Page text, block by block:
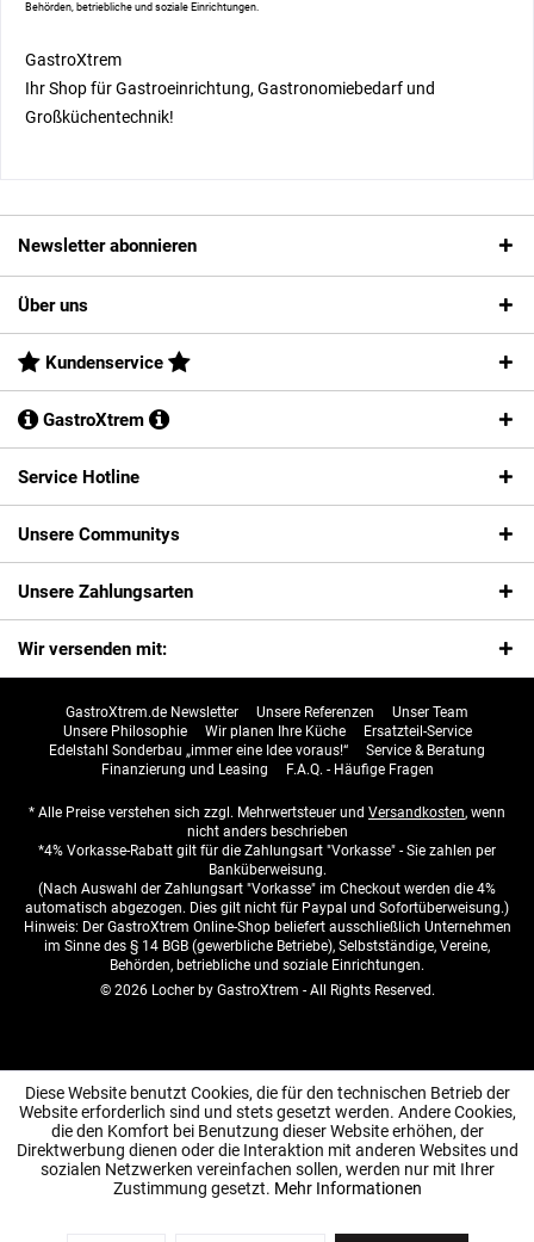
Behörden, betriebliche und soziale Einrichtungen.
GastroXtrem
Ihr Shop für Gastroeinrichtung, Gastronomiebedarf und
Großküchentechnik!
Newsletter abonnieren
Über uns
Kundenservice
GastroXtrem
Service Hotline
Unsere Communitys
Unsere Zahlungsarten
Wir versenden mit:
GastroXtrem.de Newsletter Unsere Referenzen
Unser Team
Unsere Philosophie
Wir planen Ihre Küche
Ersatzteil-Service
Edelstahl Sonderbau „immer eine Idee voraus!“
Service & Beratung
Finanzierung und Leasing
F.A.Q. - Häufige Fragen
* Alle Preise verstehen sich zzgl. Mehrwertsteuer und Versandkosten, wenn
nicht anders beschrieben
*4% Vorkasse-Rabatt gilt für die Zahlungsart "Vorkasse" - Sie zahlen per
Banküberweisung.
(Nach Auswahl der Zahlungsart "Vorkasse" im Checkout werden die 4%
automatisch abgezogen. Dies gilt nicht für Paypal und Sofortüberweisung.)
Hinweis: Der GastroXtrem Online-Shop beliefert ausschließlich Unternehmen
im Sinne des § 14 BGB (gewerbliche Betriebe), Selbstständige, Vereine,
Behörden, betriebliche und soziale Einrichtungen.
© 2026 Locher by GastroXtrem - All Rights Reserved.
Diese Website benutzt Cookies, die für den technischen Betrieb der
Website erforderlich sind und stets gesetzt werden. Andere Cookies,
die den Komfort bei Benutzung dieser Website erhöhen, der
Direktwerbung dienen oder die Interaktion mit anderen Websites und
sozialen Netzwerken vereinfachen sollen, werden nur mit Ihrer
Zustimmung gesetzt. Mehr Informationen